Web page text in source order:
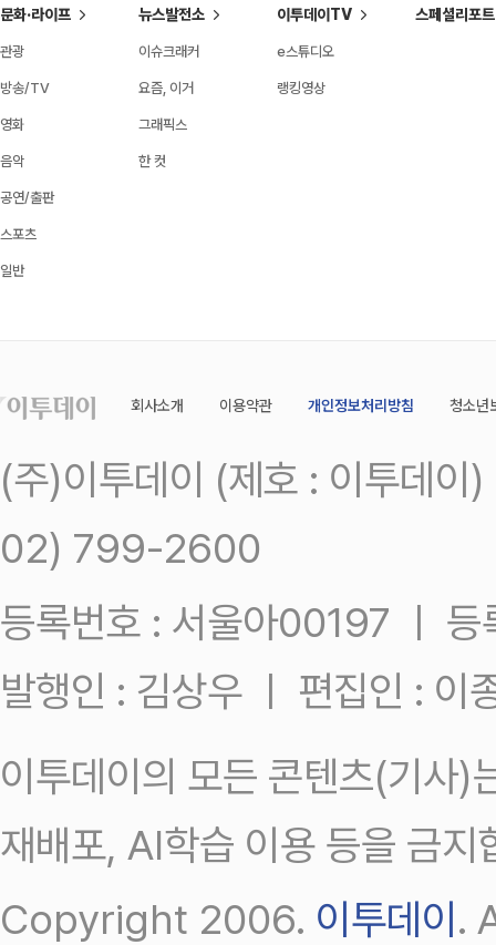
문화·라이프
관광
방송/TV
영화
음악
공연/출판
스포츠
일반
뉴스발전소
이슈크래커
요즘, 이거
그래픽스
한 컷
이투데이TV
e스튜디오
랭킹영상
스페셜리포트
회사소개 이용약관 개인정보처리방침 청소년
(주)이투데이 (제호 : 이투데
02) 799-2600
등록번호 : 서울아00197 ㅣ
발행인 : 김상우 ㅣ 편집인 : 이
이투데이의 모든 콘텐츠(기사)
재배포, AI학습 이용 등을 금지
Copyright 2006. 이투데이.